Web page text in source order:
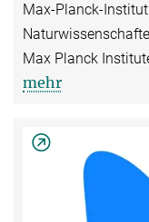
Max-Planck-
Max Planck
mehr